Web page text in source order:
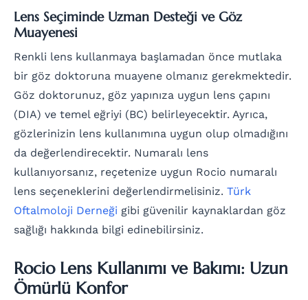
Lens Seçiminde Uzman Desteği ve Göz
Muayenesi
Renkli lens kullanmaya başlamadan önce mutlaka
bir göz doktoruna muayene olmanız gerekmektedir.
Göz doktorunuz, göz yapınıza uygun lens çapını
(DIA) ve temel eğriyi (BC) belirleyecektir. Ayrıca,
gözlerinizin lens kullanımına uygun olup olmadığını
da değerlendirecektir. Numaralı lens
kullanıyorsanız, reçetenize uygun Rocio numaralı
lens seçeneklerini değerlendirmelisiniz. Türk
Oftalmoloji Derneği gibi güvenilir kaynaklardan göz
sağlığı hakkında bilgi edinebilirsiniz.
Rocio Lens Kullanımı ve Bakımı: Uzun
Ömürlü Konfor